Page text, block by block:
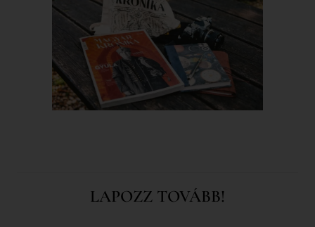
LAPOZZ TOVÁBB!